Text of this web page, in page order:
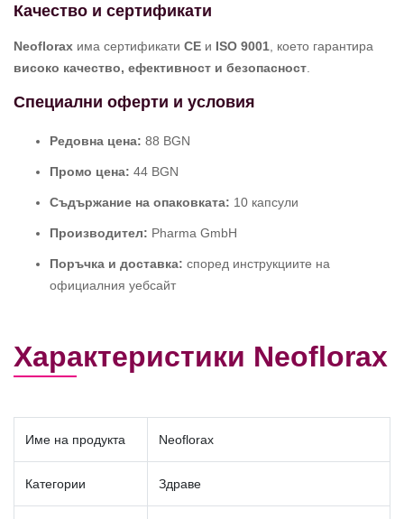
Качество и сертификати
Neoflorax има сертификати CE и ISO 9001 , което гарантира
високо качество, ефективност и безопасност
Специални оферти и условия
Редовна цена: 88 BGN
Промо цена: 44 BGN
Съдържание на опаковката: 10 капсули
Производител: Pharma GmbH
Поръчка и доставка: според инструкциите на
официалния уебсайт
Характеристики Neoflorax
Име на продукта Neoflorax
Категории Здраве